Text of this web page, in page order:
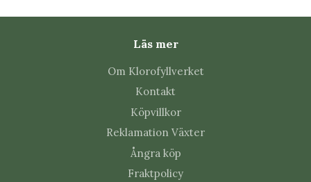
Vanliga frågor
Ampellilja 6 cm stå?
plantan gradvis om ljusnivån ändras mycket.
Hur ofta ska Chlorophytum 'Ocean' -
Ampellilja 6 cm vattnas?
Läs mer
Om Klorofyllverket
Kontakt
Köpvillkor
Reklamation Växter
Ångra köp
Fraktpolicy